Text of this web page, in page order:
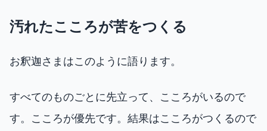
汚れたこころが苦をつくる
お釈迦さまはこのように語ります。
すべてのものごとに先立って、こころがいるので
す。こころが優先です。結果はこころがつくるので